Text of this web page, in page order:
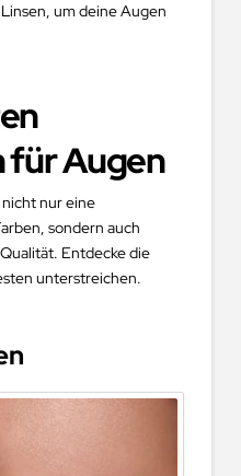
um deine Augen
für Augen
nur eine
sondern auch
Entdecke die
unterstreichen.